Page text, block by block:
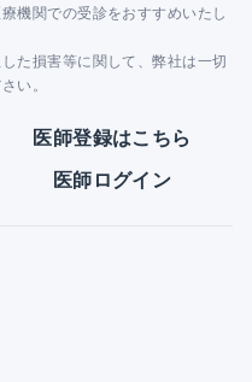
機関での受診をおすすめいたし
た損害等に関して、弊社は一切
い。
医師登録はこちら
医師ログイン